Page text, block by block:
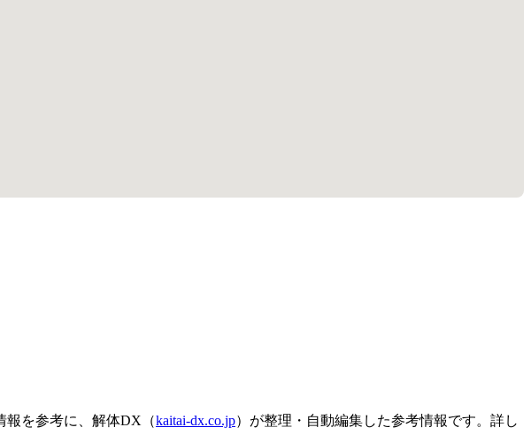
報を参考に、解体DX（kaitai-dx.co.jp）が整理・自動編集した参考情報です。詳し